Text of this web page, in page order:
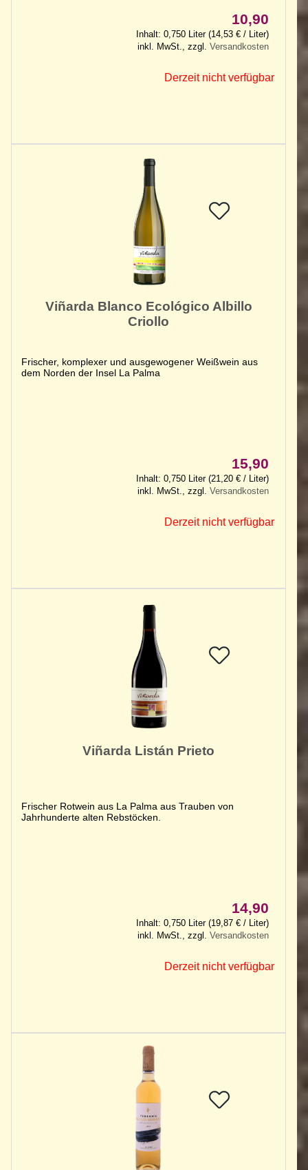
10,90
Inhalt: 0,750 Liter (14,53 € / Liter)
inkl. MwSt., zzgl.Versandkosten
Derzeit nicht verfügbar
Viñarda Blanco Ecológico Albillo
Criollo
Frischer, komplexer und ausgewogener Weißwein aus
dem Norden der Insel La Palma
15,90
Inhalt: 0,750 Liter (21,20 € / Liter)
inkl. MwSt., zzgl.Versandkosten
Derzeit nicht verfügbar
Viñarda Listán Prieto
Frischer Rotwein aus La Palma aus Trauben von
Jahrhunderte alten Rebstöcken.
14,90
Inhalt: 0,750 Liter (19,87 € / Liter)
inkl. MwSt., zzgl.Versandkosten
Derzeit nicht verfügbar